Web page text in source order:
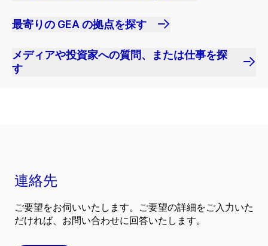
最寄りの GEA の拠点を探す
メディアや投資家への質問、または仕事を探
す
連絡先
ご要望をお伺いいたします。ご要望の詳細をご入力いた
だければ、お問い合わせに回答いたします。